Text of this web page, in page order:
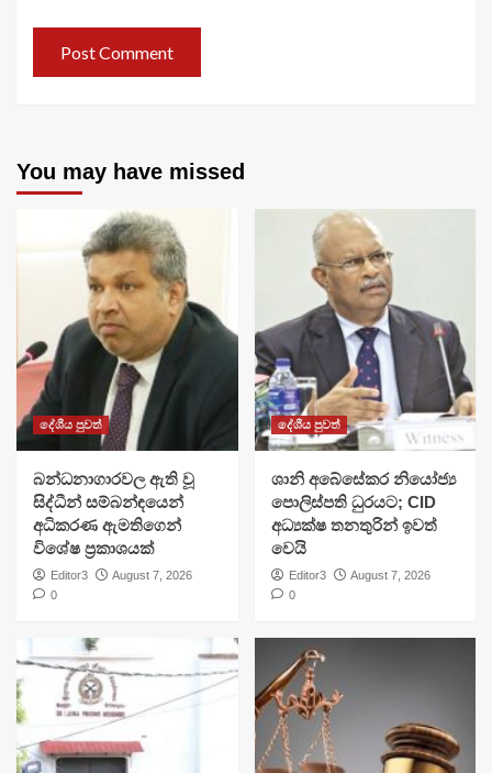
You may have missed
දේශීය පුවත්
බන්ධනාගාරවල ඇති වූ
සිද්ධීන් සම්බන්ඳයෙන්
අධිකරණ ඇමතිගෙන්
විශේෂ ප්‍රකාශයක්
Editor3
August 7, 2026
0
දේශීය පුවත්
ශානි අබේසේකර නියෝජ්‍ය
පොලිස්පති ධුරයට; CID
අධ්‍යක්ෂ තනතුරින් ඉවත්
වෙයි
Editor3
August 7, 2026
0